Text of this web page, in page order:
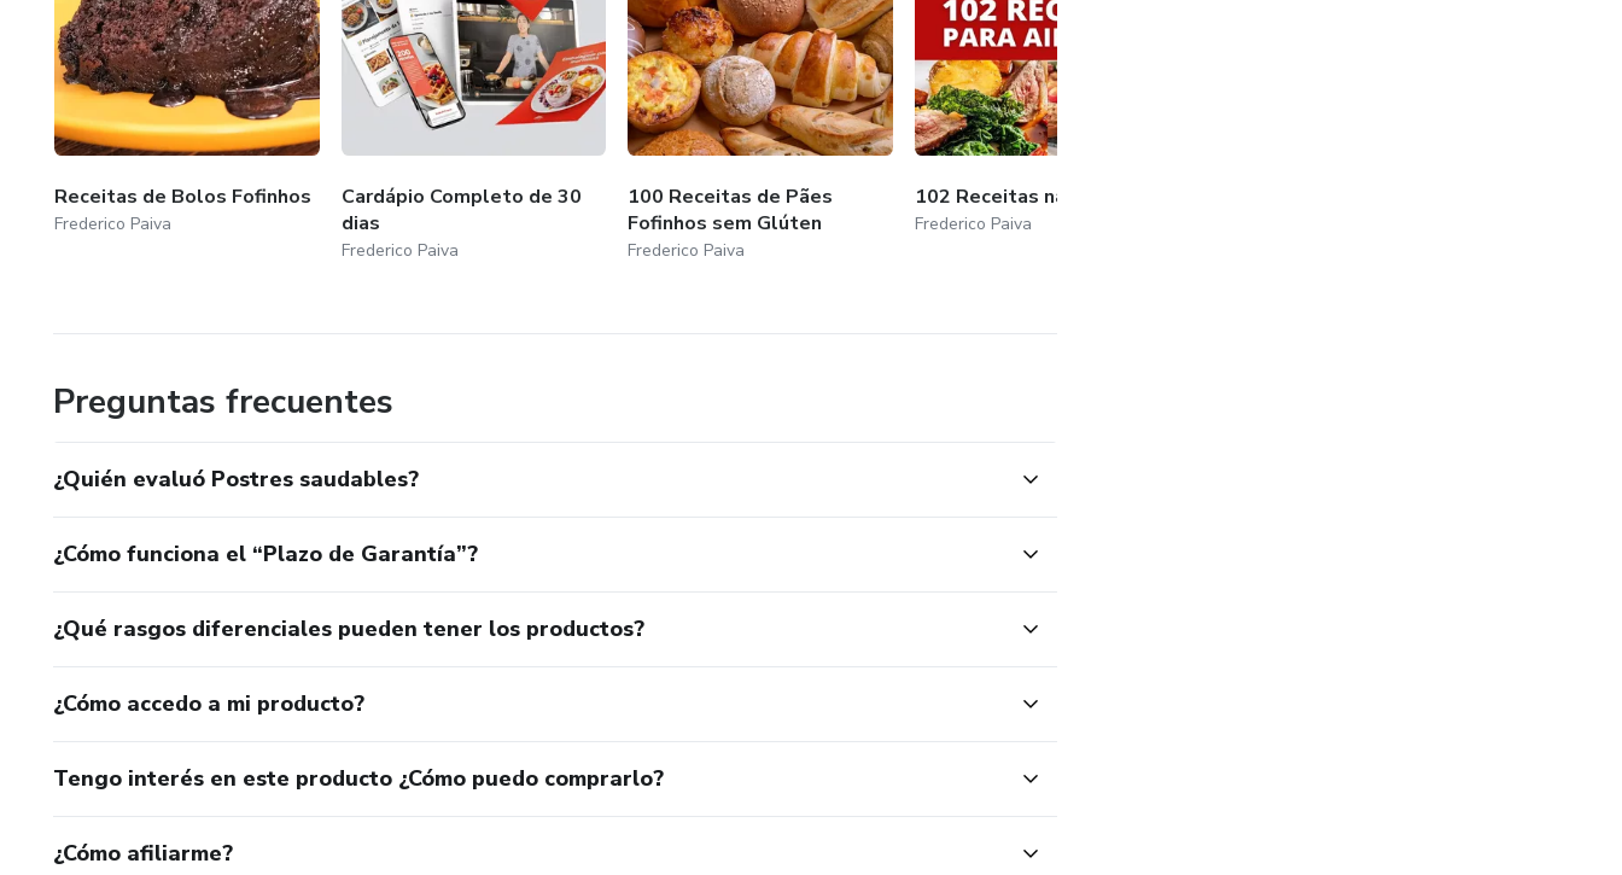
Receitas de Bolos Fofinhos
Frederico Paiva
Cardápio Completo de 30
dias
Frederico Paiva
100 Receitas de Pães
Fofinhos sem Glúten
Frederico Paiva
102 Receitas na Air Fryer
Frederico Paiva
Preguntas frecuentes
¿Quién evaluó Postres saudables?
¿Cómo funciona el “Plazo de Garantía”?
¿Qué rasgos diferenciales pueden tener los productos?
¿Cómo accedo a mi producto?
Tengo interés en este producto ¿Cómo puedo comprarlo?
¿Cómo afiliarme?